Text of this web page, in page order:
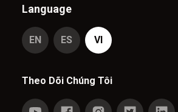
Language
EN ES VI
Theo Dõi Chúng Tôi